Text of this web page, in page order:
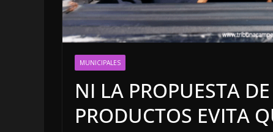
MUNICIPALES
NI LA PROPUESTA
PRODUCTOS EVITA
OPINIÓN
6 agosto, 2026